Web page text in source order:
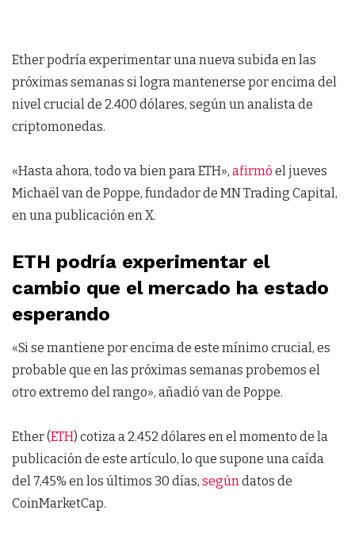
Ether podría experimentar una nueva subida en las
próximas semanas si logra mantenerse por encima del
nivel crucial de 2.400 dólares, según un analista de
criptomonedas.
«Hasta ahora, todo va bien para ETH», afirmó el jueves
Michaël van de Poppe, fundador de MN Trading Capital,
en una publicación en X.
ETH podría experimentar el
cambio que el mercado ha estado
esperando
«Si se mantiene por encima de este mínimo crucial, es
probable que en las próximas semanas probemos el
otro extremo del rango», añadió van de Poppe.
Ether (ETH) cotiza a 2.452 dólares en el momento de la
publicación de este artículo, lo que supone una caída
del 7,45% en los últimos 30 días, segúndatos de
CoinMarketCap.